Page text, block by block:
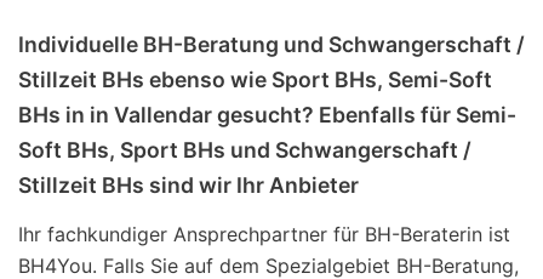
Individuelle BH-Beratung und Schwangerschaft /
Stillzeit BHs ebenso wie Sport BHs, Semi-Soft
BHs in in Vallendar gesucht? Ebenfalls für Semi-
Soft BHs, Sport BHs und Schwangerschaft /
Stillzeit BHs sind wir Ihr Anbieter
Ihr fachkundiger Ansprechpartner für BH-Beraterin ist
BH4You. Falls Sie auf dem Spezialgebiet BH-Beratung,